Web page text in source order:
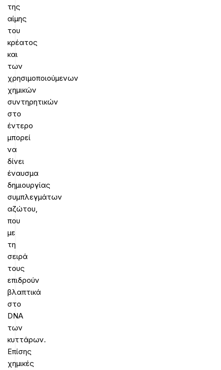
της
αίμης
του
κρέατος
και
των
χρησιμοποιούμενων
χημικών
συντηρητικών
στο
έντερο
μπορεί
να
δίνει
έναυσμα
δημιουργίας
συμπλεγμάτων
αζώτου,
που
με
τη
σειρά
τους
επιδρούν
βλαπτικά
στο
DNA
των
κυττάρων.
Επίσης
χημικές